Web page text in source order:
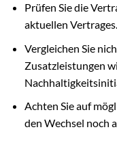
Prüfen Sie die
aktuellen Vertrages.
Vergleichen Sie
Zusatzleistungen
Achten Sie auf
den Wechsel noch